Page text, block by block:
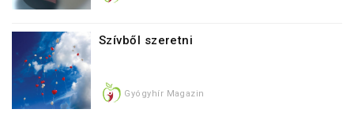
Szívből szeretni
Gyógyhír Magazin